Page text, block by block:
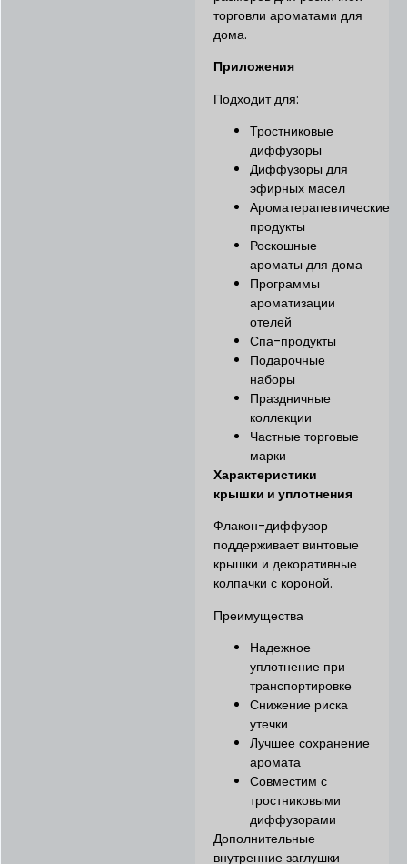
торговли ароматами для
дома.
Приложения
Подходит для:
Тростниковые
диффузоры
Диффузоры для
эфирных масел
Ароматерапевтические
продукты
Роскошные
ароматы для дома
Программы
ароматизации
отелей
Спа-продукты
Подарочные
наборы
Праздничные
коллекции
Частные торговые
марки
Характеристики
крышки и уплотнения
Флакон-диффузор
поддерживает винтовые
крышки и декоративные
колпачки с короной.
Преимущества
Надежное
уплотнение при
транспортировке
Снижение риска
утечки
Лучшее сохранение
аромата
Совместим с
тростниковыми
диффузорами
Дополнительные
внутренние заглушки